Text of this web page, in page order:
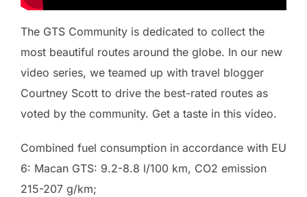
The GTS Community is dedicated to collect the
most beautiful routes around the globe. In our new
video series, we teamed up with travel blogger
Courtney Scott to drive the best-rated routes as
voted by the community. Get a taste in this video.
Combined fuel consumption in accordance with EU
6: Macan GTS: 9.2-8.8 l/100 km, CO2 emission
215-207 g/km;